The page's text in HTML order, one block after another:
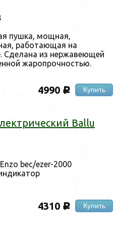
пушка, мощная,
работающая на
Сделана из нержавеющей
жаропрочностью.
4990 c Купить
Ballu
bec/ezer-2000
4310 c Купить